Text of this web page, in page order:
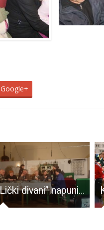
Google+
“Lički divani” napunili dvoranu žabičke “Čitaone”